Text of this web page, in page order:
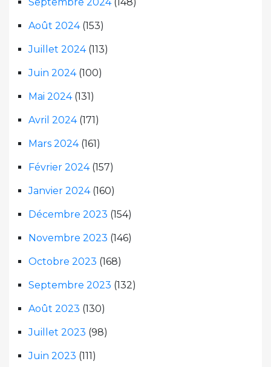
Août 2024(153)
Juillet 2024(113)
Juin 2024(100)
Mai 2024(131)
Avril 2024(171)
Mars 2024(161)
Février 2024(157)
Janvier 2024(160)
Décembre 2023 (154)
Novembre 2023 (146)
Octobre 2023 (168)
Septembre 2023 (132)
Août 2023 (130)
Juillet 2023 (98)
Juin 2023 (111)